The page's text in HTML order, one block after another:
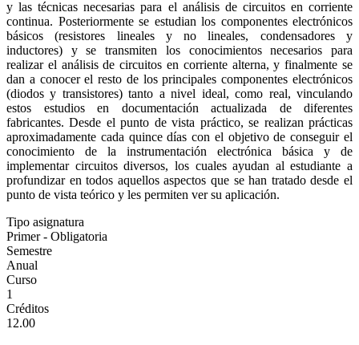
y las técnicas necesarias para el análisis de circuitos en corriente
continua. Posteriormente se estudian los componentes electrónicos
básicos (resistores lineales y no lineales, condensadores y
inductores) y se transmiten los conocimientos necesarios para
realizar el análisis de circuitos en corriente alterna, y finalmente se
dan a conocer el resto de los principales componentes electrónicos
(diodos y transistores) tanto a nivel ideal, como real, vinculando
estos estudios en documentación actualizada de diferentes
fabricantes. Desde el punto de vista práctico, se realizan prácticas
aproximadamente cada quince días con el objetivo de conseguir el
conocimiento de la instrumentación electrónica básica y de
implementar circuitos diversos, los cuales ayudan al estudiante a
profundizar en todos aquellos aspectos que se han tratado desde el
punto de vista teórico y les permiten ver su aplicación.
Tipo asignatura
Primer - Obligatoria
Semestre
Anual
Curso
1
Créditos
12.00